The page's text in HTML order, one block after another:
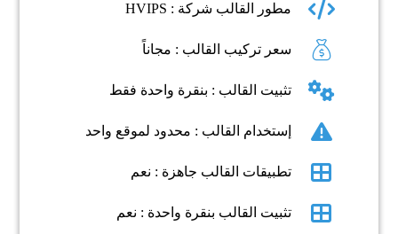
مطور القالب شركة : HVIPS
سعر تركيب القالب : مجاناً
تثبيت القالب : بنقرة واحدة فقط
إستخدام القالب : محدود لموقع واحد
تطبيقات القالب جاهزة : نعم
تثبيت القالب بنقرة واحدة : نعم